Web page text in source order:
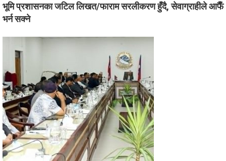
भूमि प्रशासनका जटिल लिखत/फाराम सरलीकरण हुँदै, सेवाग्राहीले आफैँ
भर्न सक्ने